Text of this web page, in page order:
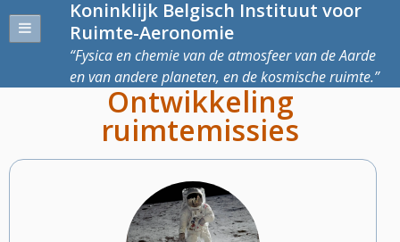
Koninklijk Belgisch Instituut voor
Ruimte-Aeronomie
Fysica en chemie van de atmosfeer van de Aarde
en van andere planeten, en de kosmische ruimte.
Ontwikkeling
ruimtemissies